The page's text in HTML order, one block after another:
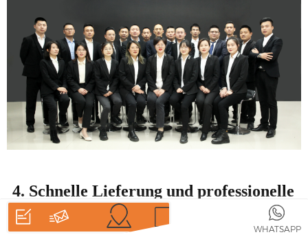
4. Schnelle Lieferung und professionelle
Verpackung
HEIM PRODUKTE WHATSAPP